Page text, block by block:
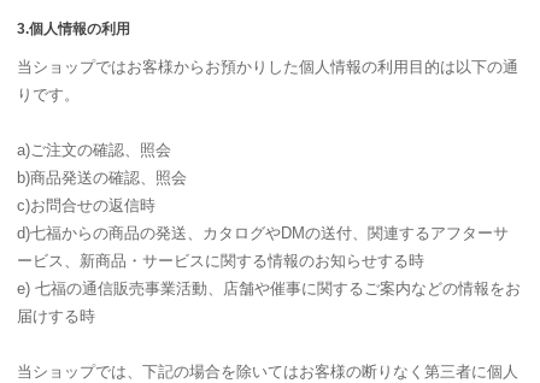
3.個人情報の利用
当ショップではお客様からお預かりした個人情報の利用目的は以下の通
りです。
a)ご注文の確認、照会
b)商品発送の確認、照会
c)お問合せの返信時
d)七福からの商品の発送、カタログやDMの送付、関連するアフターサ
ービス、新商品・サービスに関する情報のお知らせする時
e) 七福の通信販売事業活動、店舗や催事に関するご案内などの情報をお
届けする時
当ショップでは、下記の場合を除いてはお客様の断りなく第三者に個人